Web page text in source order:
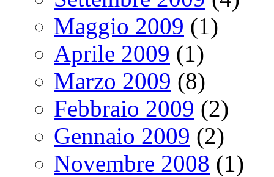
Maggio 2009 (1)
Aprile 2009 (1)
Marzo 2009 (8)
Febbraio 2009 (2)
Gennaio 2009 (2)
Novembre 2008 (1)